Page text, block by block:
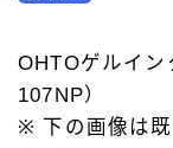
OHTOゲルイ
107NP）
※ 下の画像は